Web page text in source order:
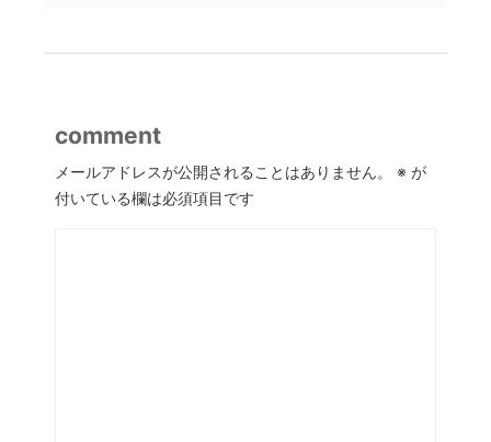
comment
メールアドレスが公開されることはありません。 ※ が
付いている欄は必須項目です